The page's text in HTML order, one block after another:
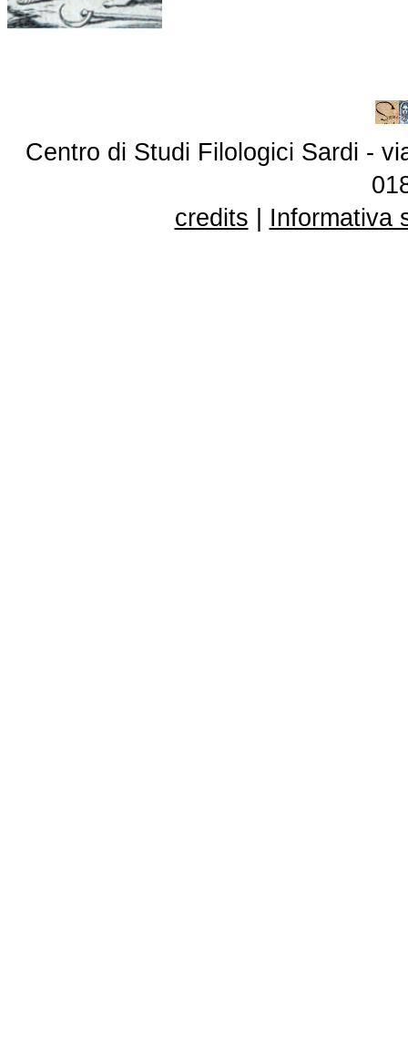
Centro di Studi Filologici Sardi -
credits
Informativa